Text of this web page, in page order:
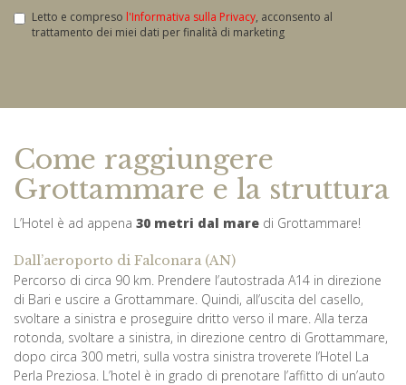
Letto e compreso l'Informativa sulla Privacy, acconsento al
trattamento dei miei dati per finalità di marketing
Come raggiungere
Grottammare e la struttura
L’Hotel è ad appena 30 metri dal mare di Grottammare!
Dall’aeroporto di Falconara (AN)
Percorso di circa 90 km. Prendere l’autostrada A14 in direzione
di Bari e uscire a Grottammare. Quindi, all’uscita del casello,
svoltare a sinistra e proseguire dritto verso il mare. Alla terza
rotonda, svoltare a sinistra, in direzione centro di Grottammare,
dopo circa 300 metri, sulla vostra sinistra troverete l’Hotel La
Perla Preziosa. L’hotel è in grado di prenotare l’affitto di un’auto